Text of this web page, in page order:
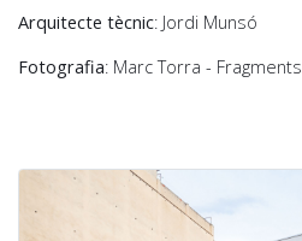
Arquitecte tècnic: Jordi Munsó
Fotografia: Marc Torra - Fragments